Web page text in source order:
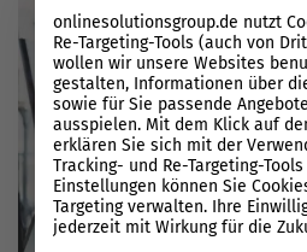
onlinesolutionsgroup.de nutzt
Re-Targeting-Tools (auch von
wollen wir unsere Websites
gestalten, Informationen über
sowie für Sie passende
ausspielen. Mit dem Klick auf
erklären Sie sich mit der
Tracking- und Re-Targeting-
Einstellungen können Sie
Targeting verwalten. Ihre
jederzeit mit Wirkung für die